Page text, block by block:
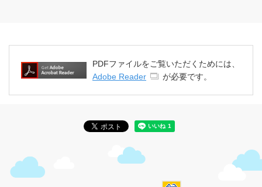
PDFファイルをご覧いただくためには、
Adobe Reader
が必要です。